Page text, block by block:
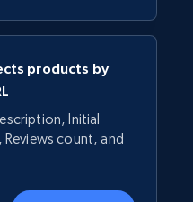
products by
Initial
count, and